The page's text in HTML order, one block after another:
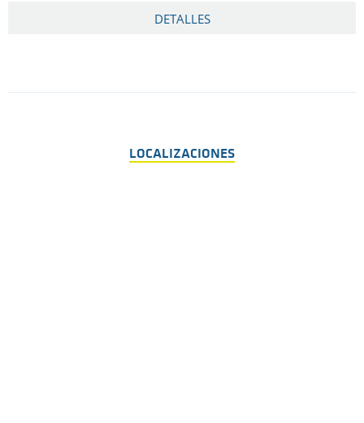
DETALLES
LOCALIZACIONES